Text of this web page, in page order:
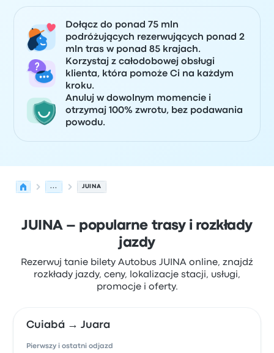
Dołącz do ponad 75 mln
podróżujących rezerwujących ponad 2
mln tras w ponad 85 krajach.
Korzystaj z całodobowej obsługi
klienta, która pomoże Ci na każdym
kroku.
Anuluj w dowolnym momencie i
otrzymaj 100% zwrotu, bez podawania
powodu.
... JUINA
JUINA – popularne trasy i rozkłady
jazdy
Rezerwuj tanie bilety Autobus JUINA online, znajdź
rozkłady jazdy, ceny, lokalizacje stacji, usługi,
promocje i oferty.
Cuiabá → Juara
Pierwszy i ostatni odjazd